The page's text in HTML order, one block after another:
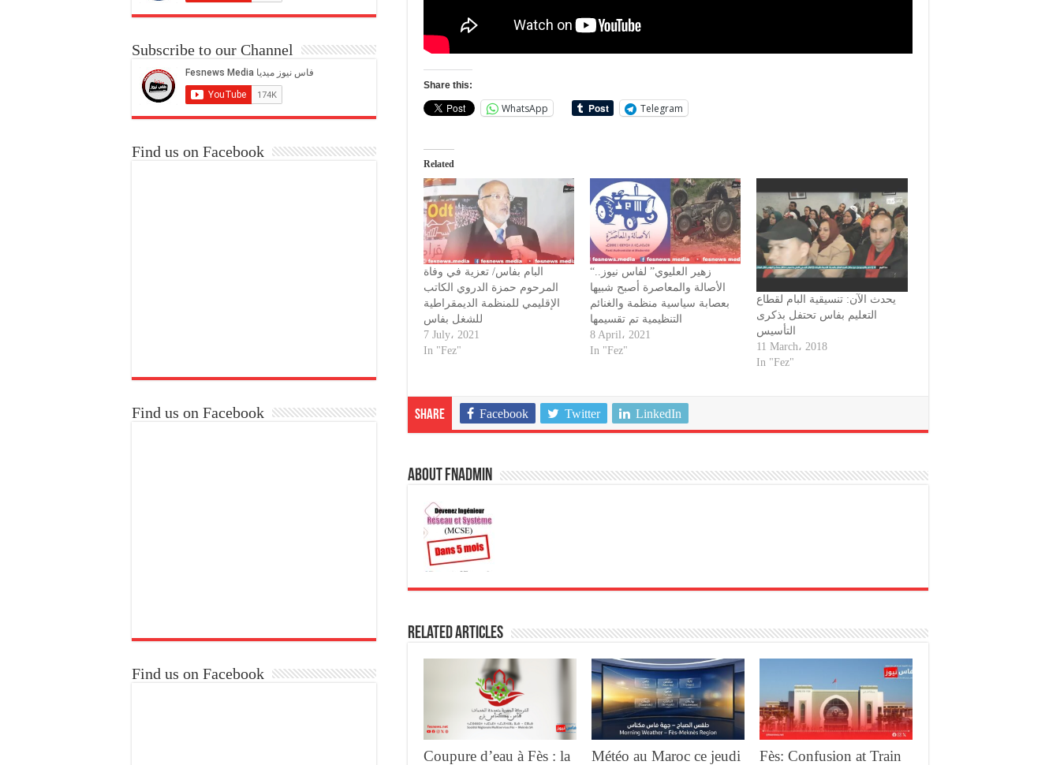
Share this:
WhatsApp Telegram
Related
البام بفاس/ تعزية في وفاة
المرحوم حمزة الدروي الكاتب
الإقليمي للمنظمة الديمقراطية
للشغل بفاس
7 July، 2021
In "Fez"
“زهير العليوي” لفاس نيوز..
الأصالة والمعاصرة أصبح شبيها
بعصابة سياسية منظمة والغنائم
التنظيمية تم تقسيمها
8 April، 2021
In "Fez"
يحدث الآن: تنسيقية البام لقطاع
التعليم بفاس تحتفل بذكرى
التأسيس
11 March، 2018
In "Fez"
Share Facebook Twitter LinkedIn
About fnadmin
Related Articles
Coupure d’eau à Fès : la
Météo au Maroc ce jeudi
Fès: Confusion at Train
Subscribe to our Channel
Find us on Facebook
Find us on Facebook
Find us on Facebook